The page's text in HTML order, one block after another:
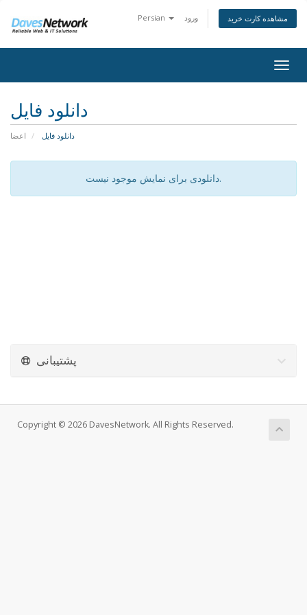
Persian ورود مشاهده کارت خرید
دانلود فایل
اعضا دانلود فایل
دانلودی برای نمایش موجود نیست.
پشتیبانی
Copyright © 2026 DavesNetwork. All Rights Reserved.